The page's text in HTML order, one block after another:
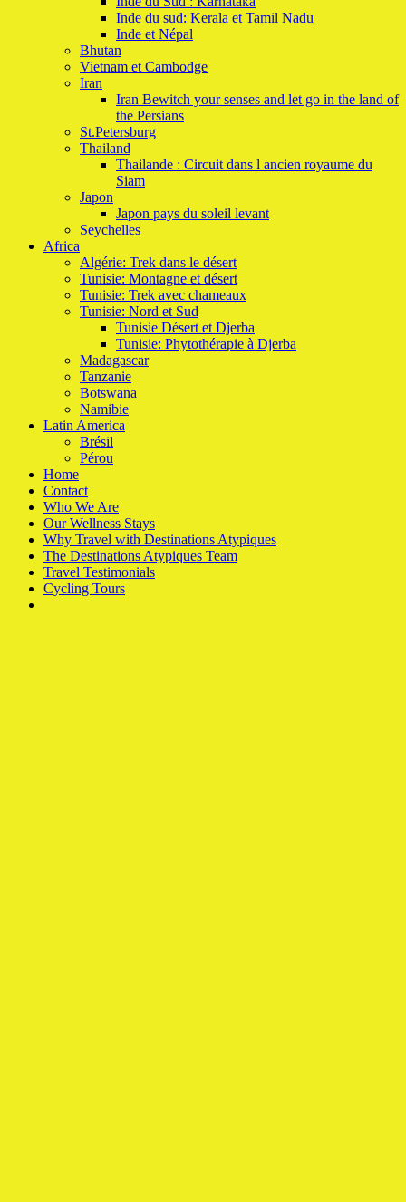
Inde du sud: Kerala et Tamil Nadu
Inde et Népal
Bhutan
Vietnam et Cambodge
Iran
Iran Bewitch your senses and let go in the land of
the Persians
St.Petersburg
Thailand
Thailande : Circuit dans l ancien royaume du
Siam
Japon
Japon pays du soleil levant
Seychelles
Africa
Algérie: Trek dans le désert
Tunisie: Montagne et désert
Tunisie: Trek avec chameaux
Tunisie: Nord et Sud
Tunisie Désert et Djerba
Tunisie: Phytothérapie à Djerba
Madagascar
Tanzanie
Botswana
Namibie
Latin America
Brésil
Pérou
Home
Contact
Who We Are
Our Wellness Stays
Why Travel with Destinations Atypiques
The Destinations Atypiques Team
Travel Testimonials
Cycling Tours